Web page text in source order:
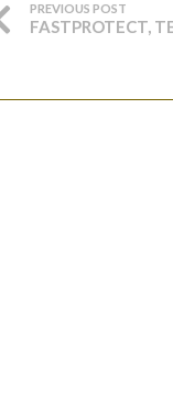
PREVIOUS POST
FASTPROTECT,